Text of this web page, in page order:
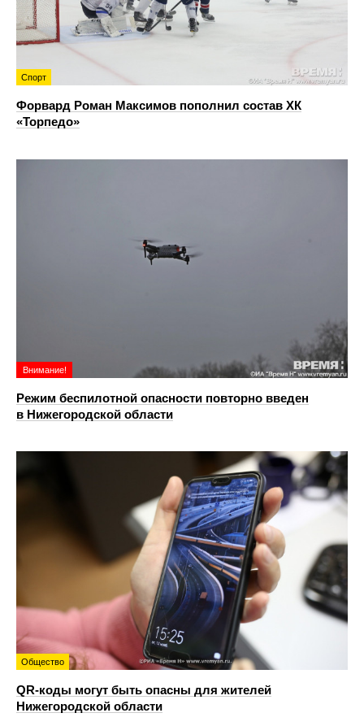
Спорт
Форвард Роман Максимов пополнил состав ХК
«Торпедо»
Внимание!
Режим беспилотной опасности повторно введен
в Нижегородской области
Общество
QR-коды могут быть опасны для жителей
Нижегородской области